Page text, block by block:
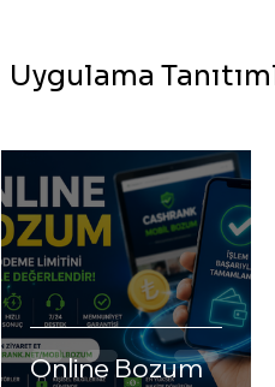
Uygulama
Online Bozum